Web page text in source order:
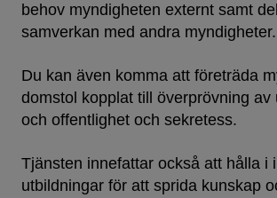
behov myndigheten externt samt
samverkan med andra myndigheter.
Du kan även komma att företräda
domstol kopplat till överprövning av
och offentlighet och sekretess.
Tjänsten innefattar också att hålla i
utbildningar för att sprida kunskap